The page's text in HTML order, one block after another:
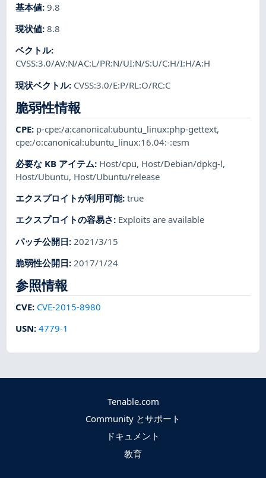
基本値:9.8
現状値:8.8
ベクトル:
CVSS:3.0/AV:N/AC:L/PR:N/UI:N/S:U/C:H/I:H/A:H
現状ベクトル: CVSS:3.0/E:P/RL:O/RC:C
脆弱性情報
CPE: p-cpe:/a:canonical:ubuntu_linux:php-gettext,
cpe:/o:canonical:ubuntu_linux:16.04:-:esm
必要な KB アイテム: Host/cpu, Host/Debian/dpkg-l,
Host/Ubuntu, Host/Ubuntu/release
エクスプロイトが利用可能:true
エクスプロイトの容易さ: Exploits are available
パッチ公開日: 2021/3/15
脆弱性公開日:2017/1/24
参照情報
CVE: CVE-2015-8980
USN:4779-1
Tenable.com
Community とサポート
ドキュメント
教育